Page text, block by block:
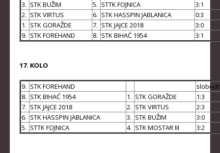
ŽENSKA JUNIORSKA REPREZENTACIJA
MUŠKA KADETSKA REPREZENTACIJA
ŽENSKA KADETSKA REPREZENTACIJA
SENIORI
JUNIORI
JUNIORKE
3. STK BUŽIM 5. STTK FOJNICA
3:1
2. STK VIRTUS 6. STK HASSPIN JABLANICA
0:3
1. STK GORAŽDE 7. STK JAJCE 2018
3:0
9. STK FOREHAND 8. STK BIHAĆ 1954 3:1
17. KOLO
9. STK FOREHAND
8. STK BIHAĆ 1954 1. STK GORAŽDE
1:3
7. STK JAJCE 2018 2. STK VIRTUS
2:3
6. STK HASSPIN JABLANICA 3. STK BUŽIM
3:0
5. STTK FOJNICA 4. STK MOSTAR III 3:2